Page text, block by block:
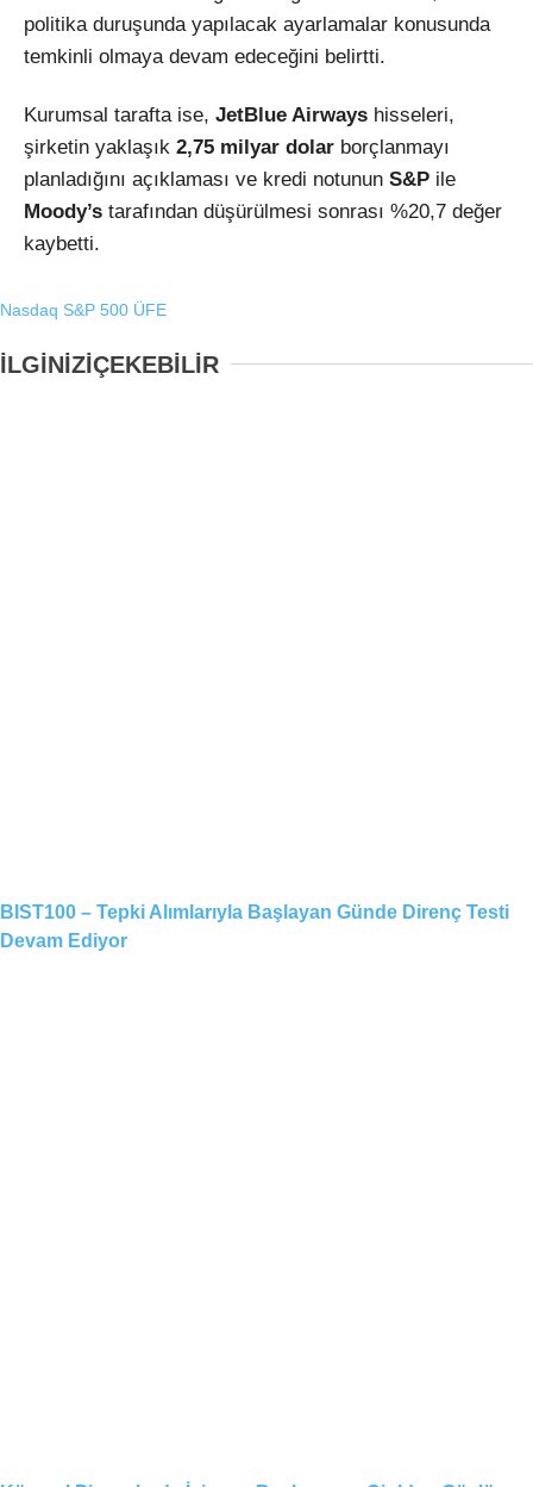
politika duruşunda yapılacak ayarlamalar konusunda
temkinli olmaya devam edeceğini belirtti.
Kurumsal tarafta ise, JetBlue Airways hisseleri,
şirketin yaklaşık 2,75 milyar dolar borçlanmayı
planladığını açıklaması ve kredi notunun S&P ile
Moody’s tarafından düşürülmesi sonrası %20,7 değer
kaybetti.
Nasdaq S&P 500 ÜFE
İLGİNİZİÇEKEBİLİR
BIST100 – Tepki Alımlarıyla Başlayan Günde Direnç Testi
Devam Ediyor